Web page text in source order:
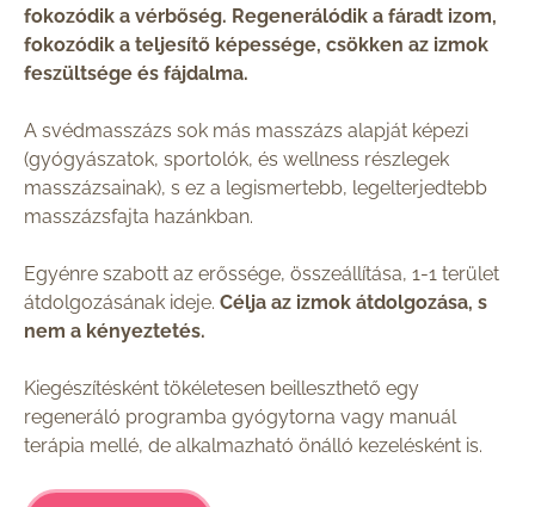
fokozódik a vérbőség. Regenerálódik a fáradt izom,
fokozódik a teljesítő képessége, csökken az izmok
feszültsége és fájdalma.
A svédmasszázs sok más masszázs alapját képezi
(gyógyászatok, sportolók, és wellness részlegek
masszázsainak), s ez a legismertebb, legelterjedtebb
masszázsfajta hazánkban.
Egyénre szabott az erőssége, összeállítása, 1-1 terület
átdolgozásának ideje. Célja az izmok átdolgozása, s
nem a kényeztetés.
Kiegészítésként tökéletesen beilleszthető egy
regeneráló programba gyógytorna vagy manuál
terápia mellé, de alkalmazható önálló kezelésként is.